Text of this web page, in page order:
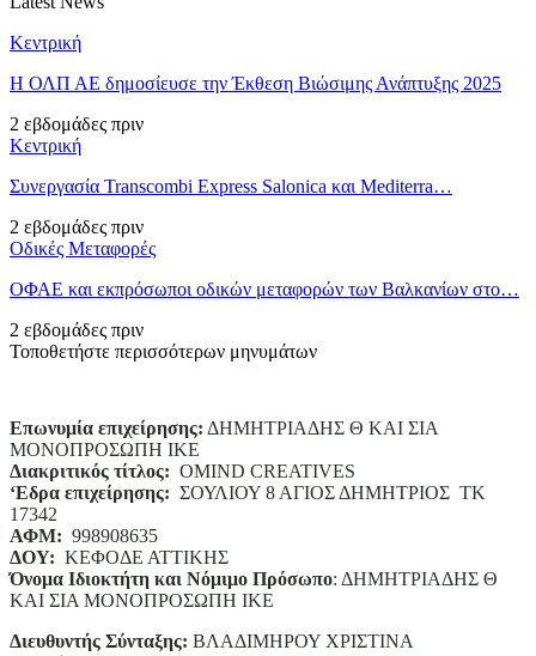
Κεντρική
Η ΟΛΠ ΑΕ δημοσίευσε την Έκθεση Βιώσιμης Ανάπτυξης 2025
2 εβδομάδες πριν
Κεντρική
Συνεργασία Transcombi Express Salonica και Mediterra…
2 εβδομάδες πριν
Οδικές Μεταφορές
ΟΦΑΕ και εκπρόσωποι οδικών μεταφορών των Βαλκανίων στο…
2 εβδομάδες πριν
Τοποθετήστε περισσότερων μηνυμάτων
Επωνυμία επιχείρησης: ΔΗΜΗΤΡΙΑΔΗΣ Θ ΚΑΙ ΣΙΑ
ΜΟΝΟΠΡΟΣΩΠΗ ΙΚΕ
Διακριτικός τίτλος: ΟΜΙΝD CREATIVES
‘Eδρα επιχείρησης: ΣΟΥΛΙΟΥ 8 ΑΓΙΟΣ ΔΗΜΗΤΡΙΟΣ ΤΚ
17342
ΑΦΜ: 998908635
ΔΟΥ: ΚΕΦΟΔΕ ΑΤΤΙΚΗΣ
Όνομα Ιδιοκτήτη και Νόμιμο Πρόσωπο: ΔΗΜΗΤΡΙΑΔΗΣ Θ
ΚΑΙ ΣΙΑ ΜΟΝΟΠΡΟΣΩΠΗ ΙΚΕ
Διευθυντής Σύνταξης: ΒΛΑΔΙΜΗΡΟΥ ΧΡΙΣΤΙΝΑ